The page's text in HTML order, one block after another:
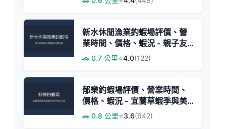
新水休閒漁業釣蝦場評價、營
業時間、價格、蝦況 - 親子友
善與大尾蝦體驗
🚗 0.7 公里⭐4.0(122)
郁樂釣蝦場評價、營業時間、
價格、蝦況 - 宜蘭草蝦季與美
味料理
🚗 0.8 公里⭐3.6(642)